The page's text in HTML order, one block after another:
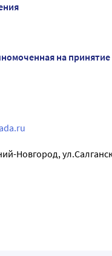
на принятие
Новгород,